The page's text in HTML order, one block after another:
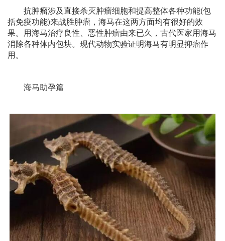
抗肿瘤涉及直接杀灭肿瘤细胞和提高整体各种功能(包
括免疫功能)来战胜肿瘤，海马在这两方面均有很好的效
果。用海马治疗良性、恶性肿瘤由来已久，古代医家用海马
消除各种体内包块。现代动物实验证明海马有明显抑瘤作
用。
海马助孕篇